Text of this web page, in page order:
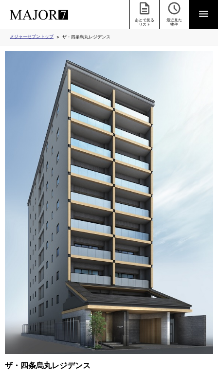
あとで見る
リスト
最近見た
物件
メジャーセブントップ ザ・四条烏丸レジデンス
ザ・四条烏丸レジデンス